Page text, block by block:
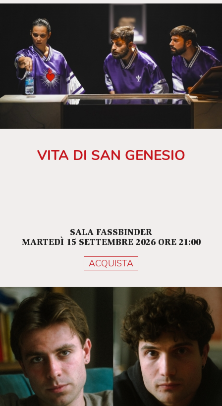
VITA DI SAN GENESIO
SALA FASSBINDER
MARTEDÌ 15 SETTEMBRE 2026 ORE 21:00
ACQUISTA